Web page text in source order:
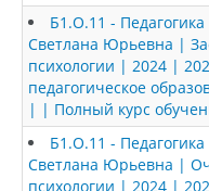
Б1.О.11 -
Светлана Юрьевна |
психологии | 2024 |
педагогическое
| | Полный курс
Б1.О.11 -
Светлана Юрьевна |
психологии | 2024 |